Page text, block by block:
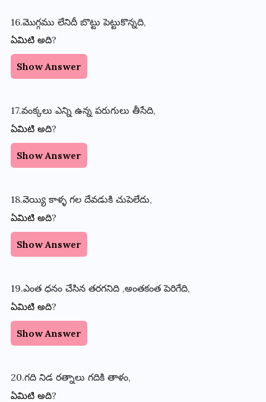
16.మొగ్గము లేనిదీ బొట్టు పెట్టుకొన్నది,
ఏమిటి అది?
Show Answer
17.వంక్కలు ఎన్ని ఉన్న పరుగులు తీసేది,
ఏమిటి అది?
Show Answer
18.వెయ్యి కాళ్ళ గల దేవడుకి చుపెలేదు,
ఏమిటి అది?
Show Answer
19.ఎంత ధనం చేసిన తరగనిది,అంతకంత పెరిగేది,
ఏమిటి అది?
Show Answer
20.గది నిడ రత్నాలు గదికి తాళం,
ఏమిటి అది?